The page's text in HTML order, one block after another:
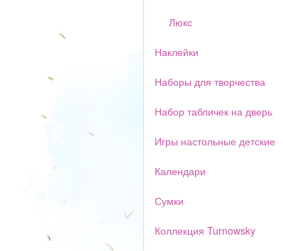
Люкс
Наклейки
Наборы для творчества
Набор табличек на дверь
Игры настольные детские
Календари
Сумки
Коллекция Turnowsky